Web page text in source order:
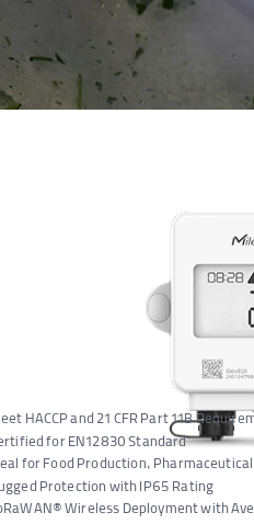
HACCP and 21 CFR Part 11B
for EN12830 Standard
for Food Production, Pharmaceutical
Protection with IP65 Rating
Wireless Deployment with